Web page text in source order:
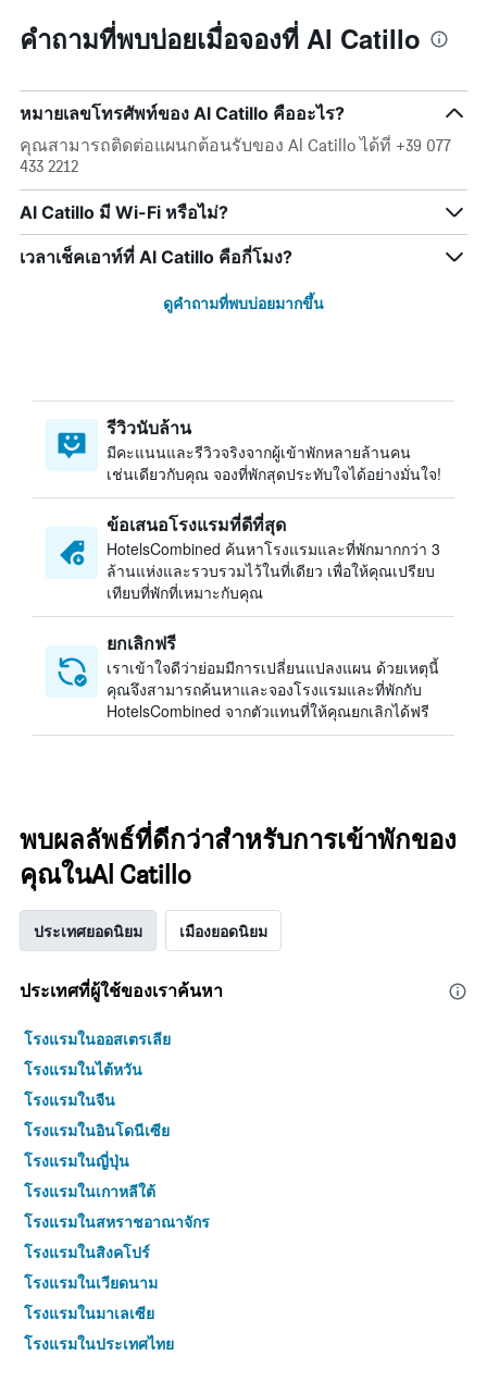
คำถามที่พบบ่อยเมื่อจองที่ Al Catillo
หมายเลขโทรศัพท์ของ Al Catillo คืออะไร?
คุณสามารถติดต่อแผนกต้อนรับของ Al Catillo ได้ที่ +39 077
433 2212
Al Catillo มี Wi-Fi หรือไม่?
เวลาเช็คเอาท์ที่ Al Catillo คือกี่โมง?
ดูคำถามที่พบบ่อยมากขึ้น
รีวิวนับล้าน
มีคะแนนและรีวิวจริงจากผู้เข้าพักหลายล้านคน
เช่นเดียวกับคุณ จองที่พักสุดประทับใจได้อย่างมั่นใจ!
ข้อเสนอโรงแรมที่ดีที่สุด
HotelsCombined ค้นหาโรงแรมและที่พักมากกว่า 3
ล้านแห่งและรวบรวมไว้ในที่เดียว เพื่อให้คุณเปรียบ
เทียบที่พักที่เหมาะกับคุณ
ยกเลิกฟรี
เราเข้าใจดีว่าย่อมมีการเปลี่ยนแปลงแผน ด้วยเหตุนี้
คุณจึงสามารถค้นหาและจองโรงแรมและที่พักกับ
HotelsCombined จากตัวแทนที่ให้คุณยกเลิกได้ฟรี
พบผลลัพธ์ที่ดีกว่าสำหรับการเข้าพักของ
คุณในAl Catillo
ประเทศยอดนิยม เมืองยอดนิยม
ประเทศที่ผู้ใช้ของเราค้นหา
โรงแรมในออสเตรเลีย
โรงแรมในไต้หวัน
โรงแรมในจีน
โรงแรมในอินโดนีเซีย
โรงแรมในญี่ปุ่น
โรงแรมในเกาหลีใต้
โรงแรมในสหราชอาณาจักร
โรงแรมในสิงคโปร์
โรงแรมในเวียดนาม
โรงแรมในมาเลเซีย
โรงแรมในประเทศไทย